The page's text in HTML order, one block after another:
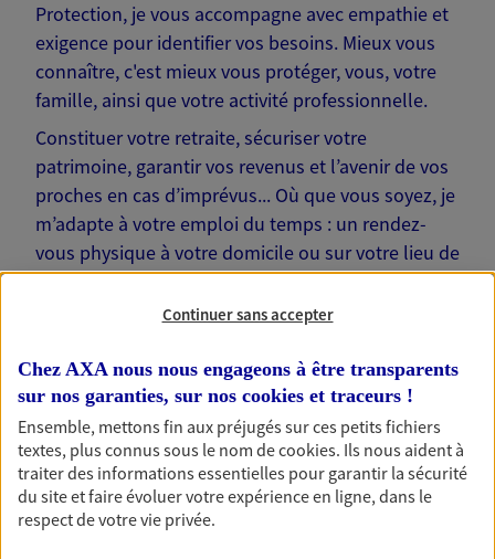
Protection, je vous accompagne avec empathie et
exigence pour identifier vos besoins. Mieux vous
connaître, c'est mieux vous protéger, vous, votre
famille, ainsi que votre activité professionnelle.
Constituer votre retraite, sécuriser votre
patrimoine, garantir vos revenus et l’avenir de vos
proches en cas d’imprévus... Où que vous soyez, je
m’adapte à votre emploi du temps : un rendez-
vous physique à votre domicile ou sur votre lieu de
travail… Je suis là pour échanger avec vous !
Nos offres phares
Épargne
Continuer sans accepter
Chez AXA nous nous engageons à être transparents
sur nos garanties, sur nos cookies et traceurs !
Ensemble, mettons fin aux préjugés sur ces petits fichiers
textes, plus connus sous le nom decookies. Ils nous aident à
traiter des informations essentielles pour garantir la sécurité
du site et faire évoluer votre expérience en ligne, dans le
respect de votre vie privée.